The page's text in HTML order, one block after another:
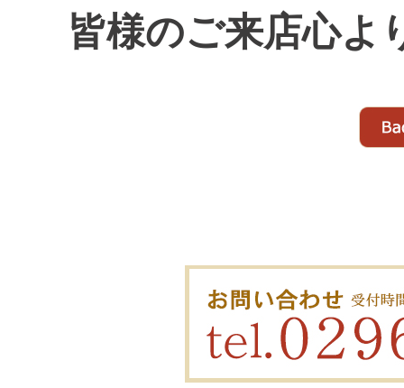
皆様のご来店心